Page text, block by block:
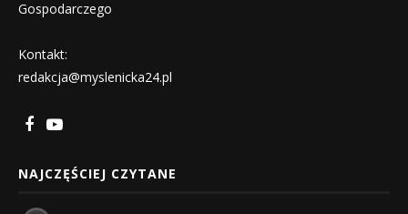
Gospodarczego
Kontakt:
redakcja@myslenicka24.pl
NAJCZĘŚCIEJ CZYTANE